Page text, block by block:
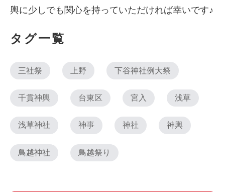
輿に少しでも関心を持っていただければ幸いです♪
タグ一覧
三社祭 上野 下谷神社例大祭
千貫神輿 台東区 宮入 浅草
浅草神社 神事 神社 神輿
鳥越神社 鳥越祭り